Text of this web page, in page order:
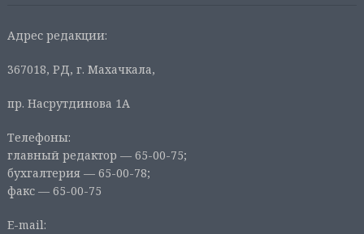
Адрес редакции:
367018, РД, г. Махачкала,
пр. Насрутдинова 1А
Телефоны:
главный редактор — 65-00-75;
бухгалтерия — 65-00-78;
факс — 65-00-75
E-mail: